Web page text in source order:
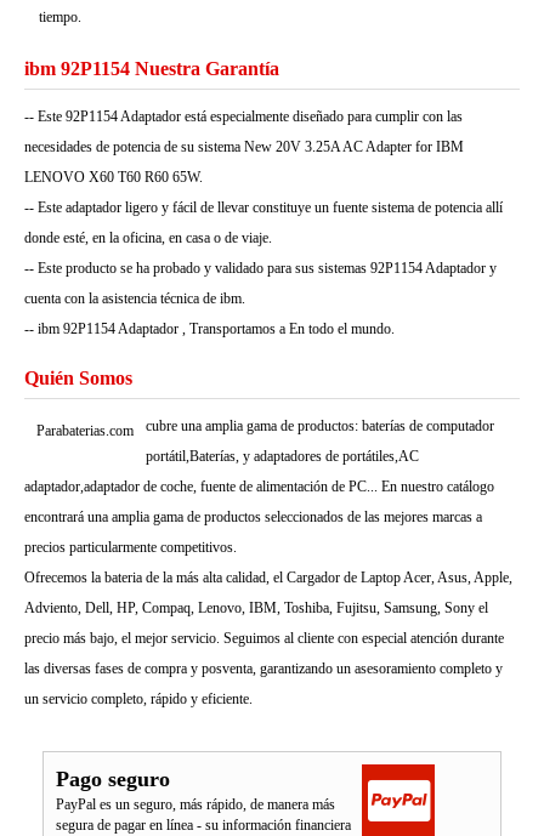
tiempo.
ibm 92P1154 Nuestra Garantía
-- Este 92P1154 Adaptador está especialmente diseñado para cumplir con las
necesidades de potencia de su sistema New 20V 3.25A AC Adapter for IBM
LENOVO X60 T60 R60 65W.
-- Este adaptador ligero y fácil de llevar constituye un fuente sistema de potencia allí
donde esté, en la oficina, en casa o de viaje.
-- Este producto se ha probado y validado para sus sistemas 92P1154 Adaptador y
cuenta con la asistencia técnica de ibm.
-- ibm 92P1154 Adaptador , Transportamos a En todo el mundo.
Quién Somos
Parabaterias.com
cubre una amplia gama de productos: baterías de computador
portátil,Baterías, y adaptadores de portátiles,AC
adaptador,adaptador de coche, fuente de alimentación de PC... En nuestro catálogo
encontrará una amplia gama de productos seleccionados de las mejores marcas a
precios particularmente competitivos.
Ofrecemos la bateria de la más alta calidad, el Cargador de Laptop Acer, Asus, Apple,
Adviento, Dell, HP, Compaq, Lenovo, IBM, Toshiba, Fujitsu, Samsung, Sony el
precio más bajo, el mejor servicio. Seguimos al cliente con especial atención durante
las diversas fases de compra y posventa, garantizando un asesoramiento completo y
un servicio completo, rápido y eficiente.
Pago seguro
PayPal es un seguro, más rápido, de manera más
segura de pagar en línea - su información financiera